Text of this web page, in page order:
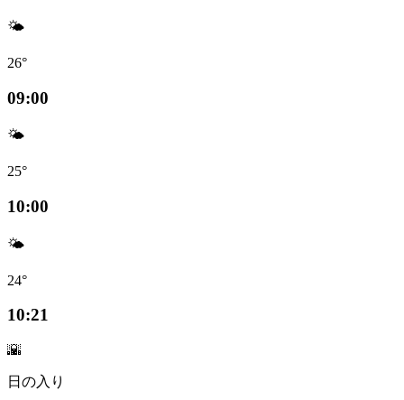
🌤️
26°
09:00
🌤️
25°
10:00
🌤️
24°
10:21
🌇
日の入り